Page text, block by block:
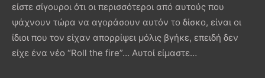
είστε σίγουροι ότι οι περισσότεροι από αυτούς που
ψάχνουν τώρα να αγοράσουν αυτόν το δίσκο, είναι οι
ίδιοι που τον είχαν απορρίψει μόλις βγήκε, επειδή δεν
είχε ένα νέο “Roll the fire”… Αυτοί είμαστε…